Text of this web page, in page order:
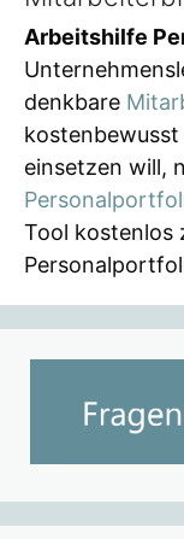
Arbeitshilfe
denkbare
einsetzen will,
Tool kostenlos